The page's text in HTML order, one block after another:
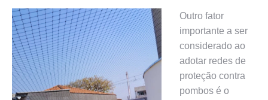
Outro fator
importante a ser
considerado ao
adotar redes de
proteção contra
pombos é o